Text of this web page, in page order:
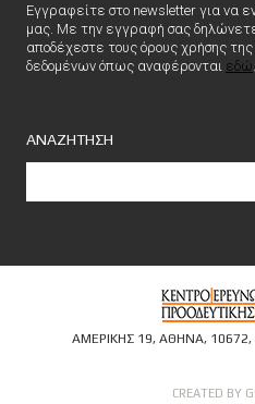
Εγγραφείτε στο newsletter για να
μας. Με την εγγραφή σας
αποδέχεστε τους όρους χρήσης
δεδομένων όπως αναφέρονται εδώ
ΑΝΑΖΗΤΗΣΗ
ΑΜΕΡΙΚΗΣ 19, ΑΘΗΝΑ, 10672,
CREATED BY